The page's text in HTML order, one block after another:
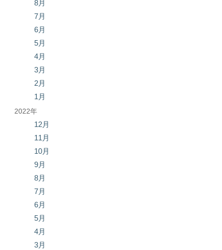
8月
7月
6月
5月
4月
3月
2月
1月
2022年
12月
11月
10月
9月
8月
7月
6月
5月
4月
3月